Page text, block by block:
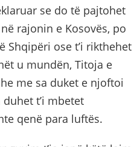
se do të pajtohet
rajonin e Kosovës, po
Shqipëri ose t’i rikthehet
u mundën, Titoja e
me sa duket e njoftoi
duhet t’i mbetet
qenë para luftës.